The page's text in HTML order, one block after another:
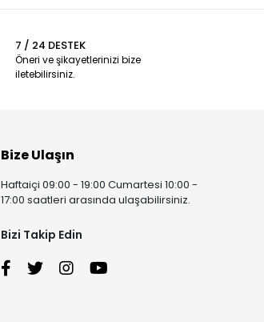
7 / 24 DESTEK
Öneri ve şikayetlerinizi bize
iletebilirsiniz.
Bize Ulaşın
Haftaiçi 09:00 - 19:00 Cumartesi 10:00 -
17:00 saatleri arasında ulaşabilirsiniz.
Bizi Takip Edin